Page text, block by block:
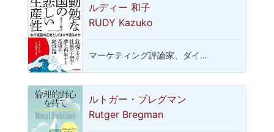
ルディー 和子
RUDY Kazuko
マーケティング評論家、ダイ…
ルトガー・ブレグマン
Rutger Bregman